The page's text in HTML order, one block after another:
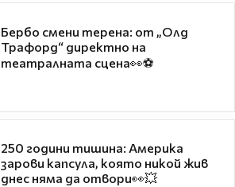
Бербо смени терена: от „Олд
Трафорд“ директно на
театралната сцена👀⚽
250 години тишина: Америка
зарови капсула, която никой жив
днес няма да отвори👀💥